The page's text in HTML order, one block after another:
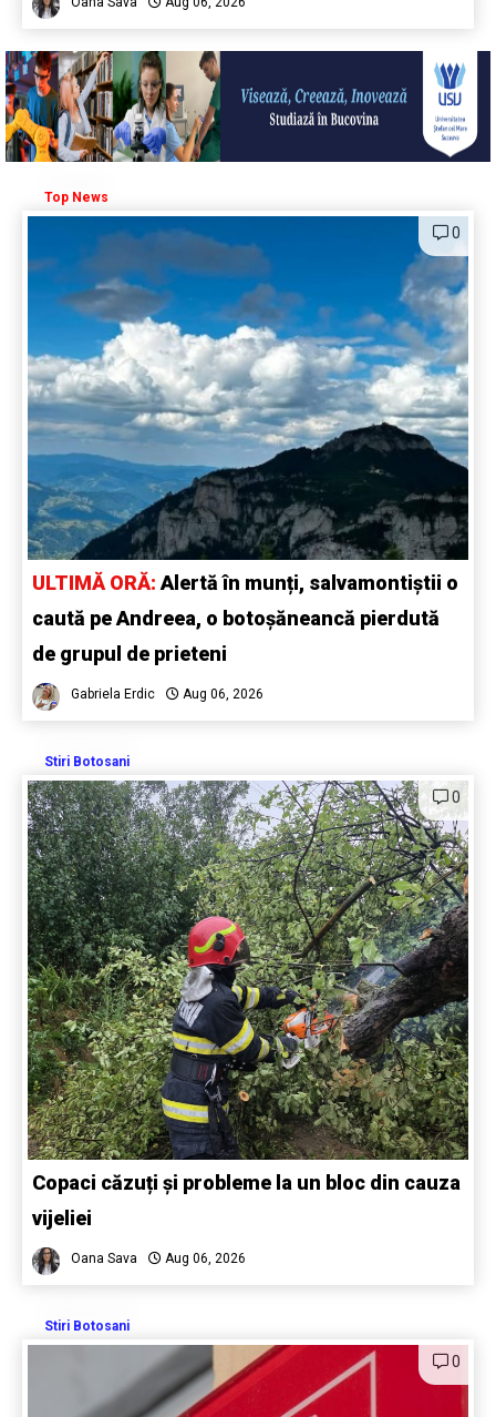
Top News
0
ULTIMĂ ORĂ: Alertă în munți, salvamontiștii o
caută pe Andreea, o botoșăneancă pierdută
de grupul de prieteni
Gabriela Erdic Aug 06, 2026
Stiri Botosani
0
Copaci căzuți și probleme la un bloc din cauza
vijeliei
Oana Sava Aug 06, 2026
Stiri Botosani
0